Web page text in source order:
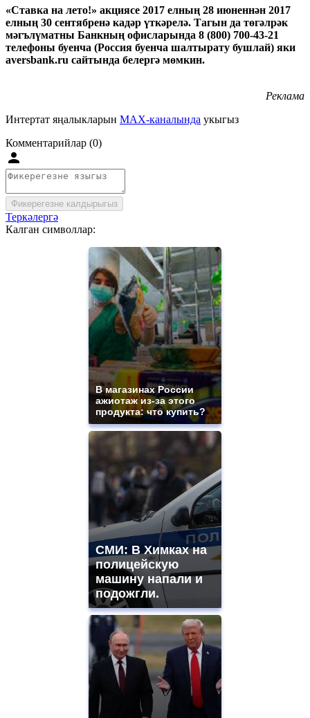
«Ставка на лето!» акциясе 2017 елның 28 июненнән 2017
елның 30 сентябренә кадәр үткәрелә. Тагын да төгәлрәк
мәгълүматны Банкның офисларында 8 (800) 700-43-21
телефоны буенча (Россия буенча шалтырату бушлай) яки
aversbank.ru сайтында белергә мөмкин.
Реклама
Интертат яңалыкларын MAX-каналында укыгыз
Комментарийлар (0)
Фикерегезне калдырыгыз
Теркәлергә
Калган символлар:
В магазинах России
ажиотаж из-за этого
продукта: что купить?
СМИ: В Химках на
полицейскую
машину напали и
подожгли.